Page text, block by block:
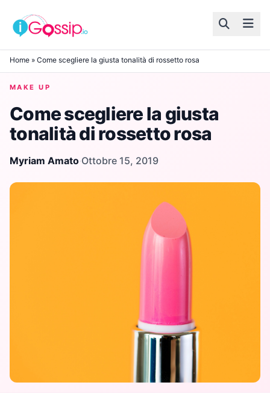
Skip to content
Home » Come scegliere la giusta tonalità di rossetto rosa
MAKE UP
Come scegliere la giusta
tonalità di rossetto rosa
Myriam Amato·Ottobre 15, 2019